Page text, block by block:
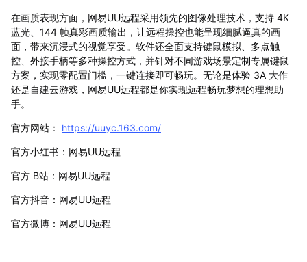
在画质表现方面，网易UU远程采用领先的图像处理技术，支持 4K
蓝光、144 帧真彩画质输出，让远程操控也能呈现细腻逼真的画
面，带来沉浸式的视觉享受。软件还全面支持键鼠模拟、多点触
控、外接手柄等多种操控方式，并针对不同游戏场景定制专属键鼠
方案，实现零配置门槛，一键连接即可畅玩。无论是体验 3A 大作
还是自建云游戏，网易UU远程都是你实现远程畅玩梦想的理想助
手。
官方网站： https://uuyc.163.com/
官方小红书：网易UU远程
官方 B站：网易UU远程
官方抖音：网易UU远程
官方微博：网易UU远程